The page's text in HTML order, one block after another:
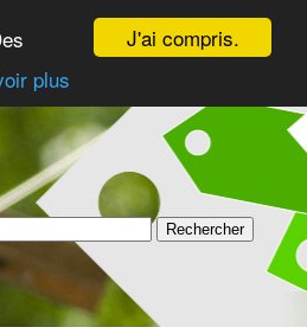
J'ai compris.
plus